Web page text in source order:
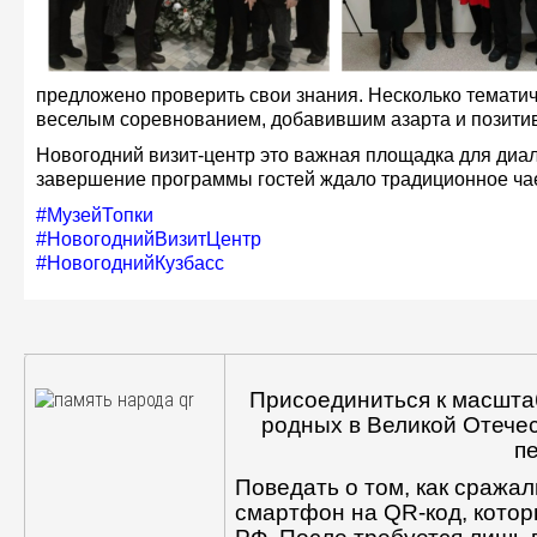
предложено проверить свои знания. Несколько
веселым соревнованием, добавившим азарта и
Новогодний визит-центр это важная площадка для
завершение программы гостей ждало традиционное
#МузейТопки
#НовогоднийВизитЦентр
#НовогоднийКузбасс
Присоединиться к
родных в Великой
Поведать о том, как
смартфон на QR-код,